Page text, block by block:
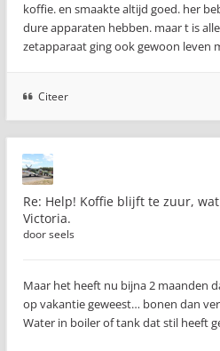
koffie. en smaakte altijd goed. her
dure apparaten hebben. maar t is
zetapparaat ging ook gewoon leven
Citeer
Re: Help! Koffie blijft te zuur,
Victoria.
doorseels
Maar het heeft nu bijna 2 maanden
op vakantie geweest… bonen dan
Water in boiler of tank dat stil heeft